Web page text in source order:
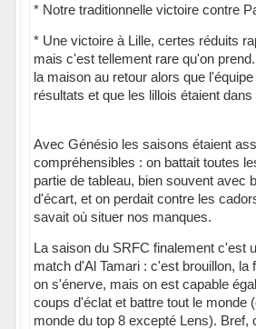
* Notre traditionnelle victoire contre
* Une victoire à Lille, certes réduits
mais c'est tellement rare qu'on
la maison au retour alors que
résultats et que les lillois étaient dans
Avec Génésio les saisons étaient
compréhensibles : on battait toutes
partie de tableau, bien souvent avec
d'écart, et on perdait contre les
savait où situer nos manques.
La saison du SRFC finalement c'est
match d'Al Tamari : c'est brouillon, la
on s'énerve, mais on est capable
coups d'éclat et battre tout le monde
monde du top 8 excepté Lens). Bref,